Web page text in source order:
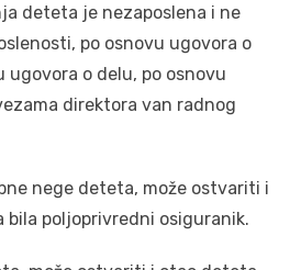
deteta je nezaposlena i ne
po osnovu ugovora o
o delu, po osnovu
direktora van radnog
nege deteta, može ostvariti i
bila poljoprivredni osiguranik.